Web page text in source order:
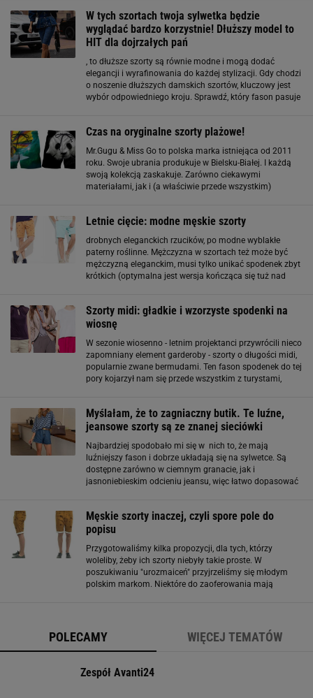
W tych szortach twoja sylwetka będzie
wyglądać bardzo korzystnie! Dłuższy model to
HIT dla dojrzałych pań
, to dłuższe szorty są równie modne i mogą dodać
elegancji i wyrafinowania do każdej stylizacji. Gdy chodzi
o noszenie dłuższych damskich szortów, kluczowy jest
wybór odpowiedniego kroju. Sprawdź, który fason pasuje
Czas na oryginalne szorty plażowe!
Mr.Gugu & Miss Go to polska marka istniejąca od 2011
roku. Swoje ubrania produkuje w Bielsku-Białej. I każdą
swoją kolekcją zaskakuje. Zarówno ciekawymi
materiałami, jak i (a właściwie przede wszystkim)
Letnie cięcie: modne męskie szorty
drobnych eleganckich rzucików, po modne wyblakłe
paterny roślinne. Mężczyzna w szortach też może być
mężczyzną eleganckim, musi tylko unikać spodenek zbyt
krótkich (optymalna jest wersja kończąca się tuż nad
Szorty midi: gładkie i wzorzyste spodenki na
wiosnę
W sezonie wiosenno - letnim projektanci przywrócili nieco
zapomniany element garderoby - szorty o długości midi,
popularnie zwane bermudami. Ten fason spodenek do tej
pory kojarzył nam się przede wszystkim z turystami,
Myślałam, że to zagniaczny butik. Te luźne,
jeansowe szorty są ze znanej sieciówki
Najbardziej spodobało mi się w nich to, że mają
luźniejszy fason i dobrze układają się na sylwetce. Są
dostępne zarówno w ciemnym granacie, jak i
jasnoniebieskim odcieniu jeansu, więc łatwo dopasować
Męskie szorty inaczej, czyli spore pole do
popisu
Przygotowaliśmy kilka propozycji, dla tych, którzy
woleliby, żeby ich szorty niebyły takie proste. W
poszukiwaniu "urozmaiceń" przyjrzeliśmy się młodym
polskim markom. Niektóre do zaoferowania mają
POLECAMY WIĘCEJ TEMATÓW
Zespół Avanti24